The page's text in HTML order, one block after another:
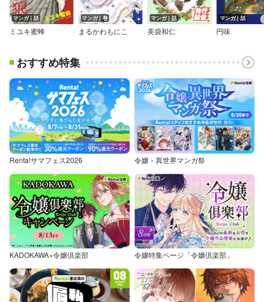
マンガ｜話
ミユキ蜜蜂
マンガ｜巻
まるかわもにこ
マンガ｜話
美袋和仁
マンガ｜話
円味
おすすめ特集
Renta!サマフェス2026 令嬢・異世界マンガ祭
KADOKAWA×令嬢倶楽部 令嬢特集ページ「令嬢倶楽部」